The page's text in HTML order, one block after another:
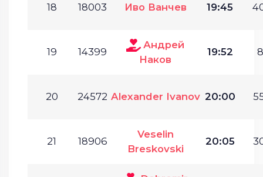
18 18003 Иво Ванчев 19:45
19 14399
Андрей
Наков
19:52
20 24572 Alexander Ivanov 20:00
21 18906
Veselin
Breskovski
20:05